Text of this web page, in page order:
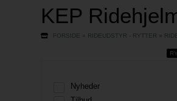
KEP
FORSIDE » RIDEUDSTYR - RYTTER »
Nyheder